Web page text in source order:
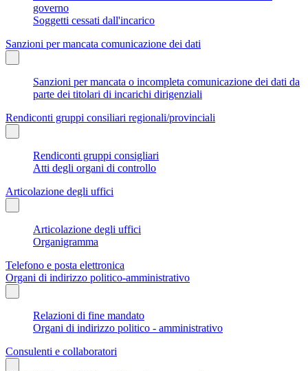
governo
Soggetti cessati dall'incarico
Sanzioni per mancata comunicazione dei dati
Sanzioni per mancata o incompleta comunicazione dei dati da
parte dei titolari di incarichi dirigenziali
Rendiconti gruppi consiliari regionali/provinciali
Rendiconti gruppi consigliari
Atti degli organi di controllo
Articolazione degli uffici
Articolazione degli uffici
Organigramma
Telefono e posta elettronica
Organi di indirizzo politico-amministrativo
Relazioni di fine mandato
Organi di indirizzo politico - amministrativo
Consulenti e collaboratori